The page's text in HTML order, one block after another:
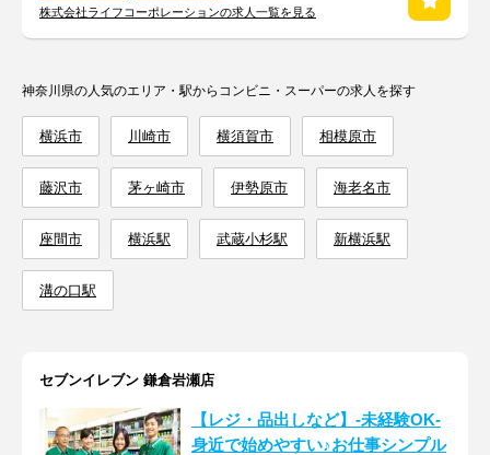
株式会社ライフコーポレーションの求人一覧を見る
神奈川県の人気のエリア・駅からコンビニ・スーパーの求人を探す
横浜市 川崎市 横須賀市 相模原市
藤沢市 茅ヶ崎市 伊勢原市 海老名市
座間市 横浜駅 武蔵小杉駅 新横浜駅
溝の口駅
セブンイレブン 鎌倉岩瀬店
【レジ・品出しなど】-未経験OK-
身近で始めやすい♪お仕事シンプル